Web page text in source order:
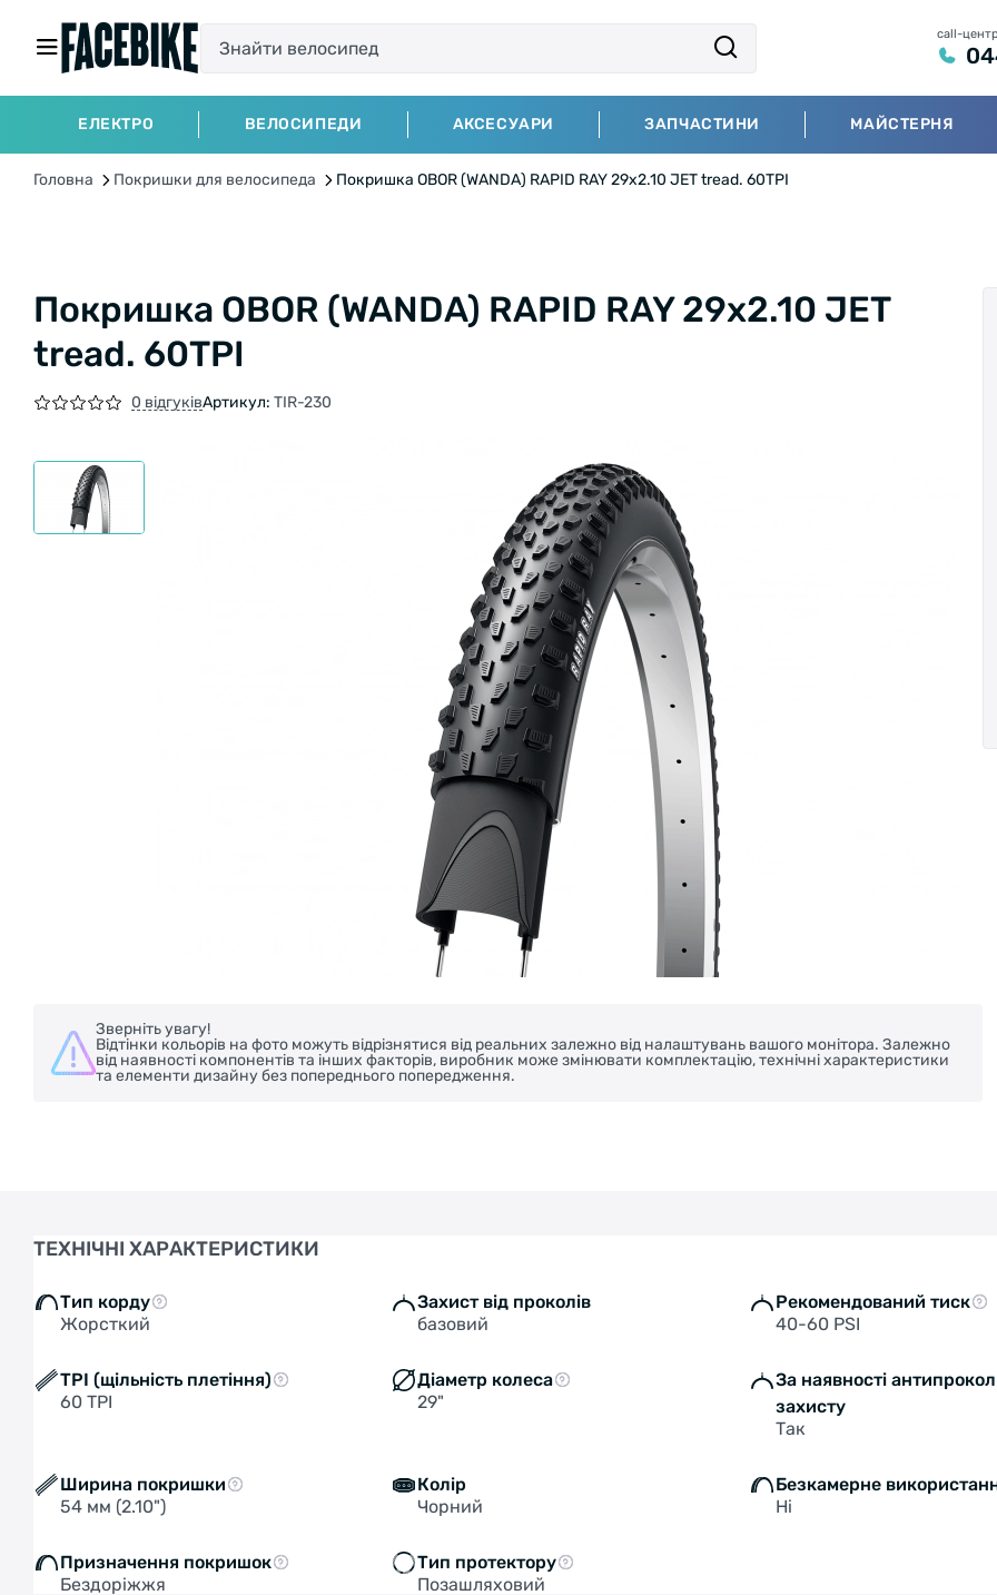
call-
ЕЛЕКТРО ВЕЛОСИПЕДИ АКСЕСУАРИ ЗАПЧАСТИНИ МАЙСТЕРНЯ
Головна Покришки для велосипеда Покришка OBOR (WANDA) RAPID RAY 29x2.10 JET tread. 60TPI
Покришка OBOR (WANDA) RAPID RAY 29x2.10 JET
tread. 60TPI
0 відгуківАртикул: TIR-230
Зверніть увагу!
Відтінки кольорів на фото можуть відрізнятися від реальних залежно від налаштувань вашого монітора. Залежно
від наявності компонентів та інших факторів, виробник може змінювати комплектацію, технічні характеристики
та елементи дизайну без попереднього попередження.
ТЕХНІЧНІ ХАРАКТЕРИСТИКИ
Тип корду
Жорсткий
Захист від проколів
базовий
Рекомендований тиск
40-60 PSI
TPI (щільність плетіння)
60 TPI
Діаметр колеса
29"
За наявності
захисту
Так
Ширина покришки
54 мм (2.10")
Колір
Чорний
Безкамерне
Ні
Призначення покришок
Бездоріжжя
Тип протектору
Позашляховий